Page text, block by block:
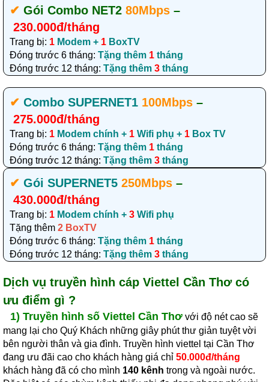
✔‎ Gói Combo NET2 80Mbps –
230.000đ/tháng
Trang bị: 1 Modem + 1 BoxTV
Đóng trước 6 tháng: Tặng thêm 1 tháng
Đóng trước 12 tháng: Tặng thêm 3 tháng
✔‎ Combo SUPERNET1 100Mbps –
275.000đ/tháng
Trang bị: 1 Modem chính + 1 Wifi phụ + 1 Box TV
Đóng trước 6 tháng: Tặng thêm 1 tháng
Đóng trước 12 tháng: Tặng thêm 3 tháng
✔‎ Gói SUPERNET5 250Mbps –
430.000đ/tháng
Trang bị: 1 Modem chính + 3 Wifi phụ
Tặng thêm 2 BoxTV
Đóng trước 6 tháng: Tặng thêm 1 tháng
Đóng trước 12 tháng: Tặng thêm 3 tháng
Dịch vụ truyền hình cáp Viettel Cần Thơcó
ưu điểm gì ?
1) Truyền hình số Viettel Cần Thơ với độ nét cao sẽ
mang lại cho Quý Khách những giây phút thư giản tuyệt vời
bên người thân và gia đình. Truyền hình viettel tại Cần Thơ
đang ưu đãi cao cho khách hàng giá chỉ 50.000đ/tháng
khách hàng đã có cho mình 140 kênh trong và ngoài nước.